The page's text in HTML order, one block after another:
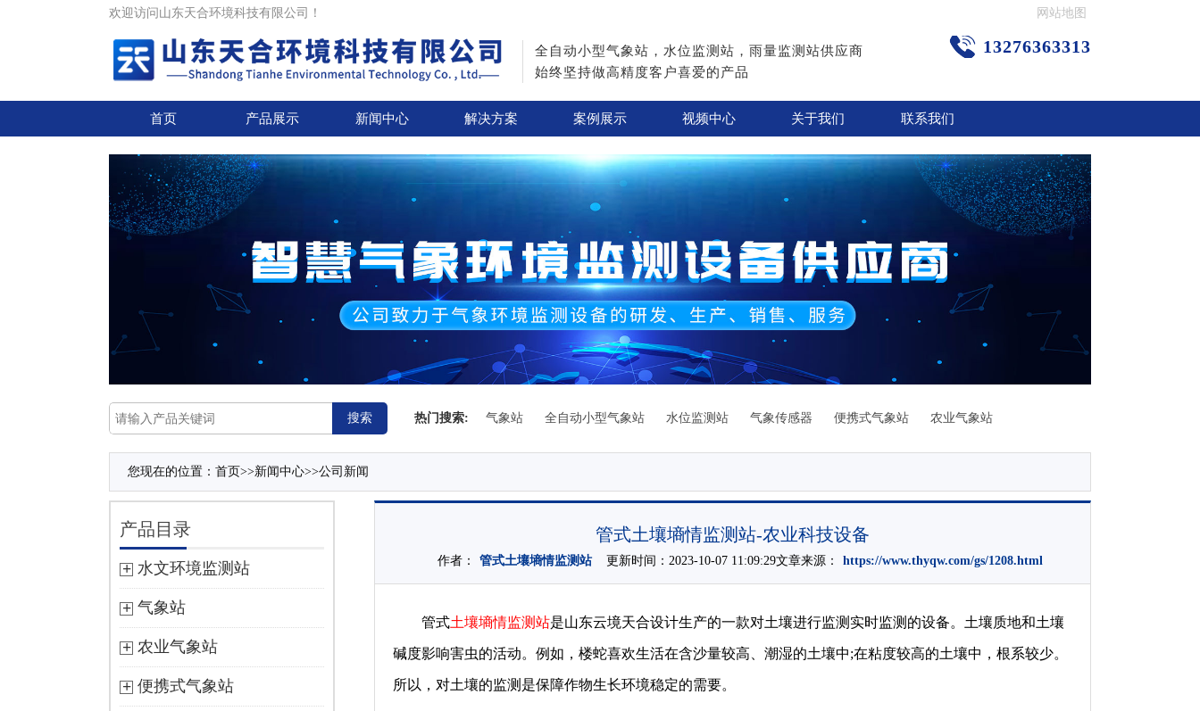
欢迎访问山东天合环境科技有限公司！ 网站地图
全自动小型气象站，水位监测站，雨量监测站供应商
始终坚持做高精度客户喜爱的产品
13276363313
首页 产品展示 新闻中心 解决方案 案例展示 视频中心 关于我们 联系我们
热门搜索: 气象站 全自动小型气象站 水位监测站 气象传感器 便携式气象站 农业气象站
您现在的位置： 首页>>新闻中心>>公司新闻
产品目录
水文环境监测站
气象站
农业气象站
便携式气象站
管式土壤墒情监测站-农业科技设备
作者： 管式土壤墒情监测站更新时间：2023-10-07 11:09:29文章来源： https://www.thyqw.com/gs/1208.html
管式土壤墒情监测站是山东云境天合设计生产的一款对土壤进行监测实时监测的设备。土壤质地和土壤
碱度影响害虫的活动。例如，楼蛇喜欢生活在含沙量较高、潮湿的土壤中;在粘度较高的土壤中，根系较少。
所以，对土壤的监测是保障作物生长环境稳定的需要。